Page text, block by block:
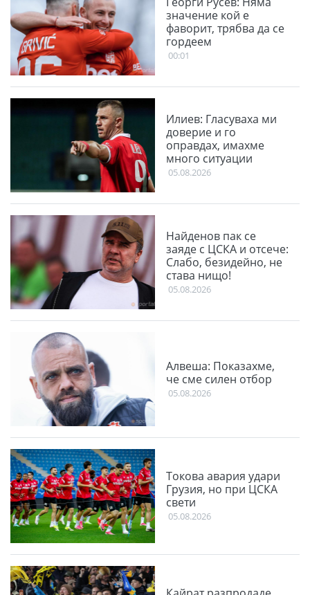
значение кой е
фаворит, трябва да се
гордеем
00:01
Илиев: Гласуваха ми
доверие и го
оправдах, имахме
много ситуации
05.08.2026
Найденов пак се
заяде с ЦСКА и отсече:
Слабо, безидейно, не
става нищо!
05.08.2026
Алвеша: Показахме,
че сме силен отбор
05.08.2026
Токова авария удари
Грузия, но при ЦСКА
свети
05.08.2026